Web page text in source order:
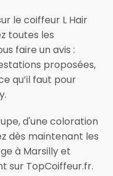
le coiffeur L Hair
toutes les
faire un avis :
proposées,
qu’il faut pour
d'une coloration
dès maintenant les
à Marsilly et
sur TopCoiffeur.fr.